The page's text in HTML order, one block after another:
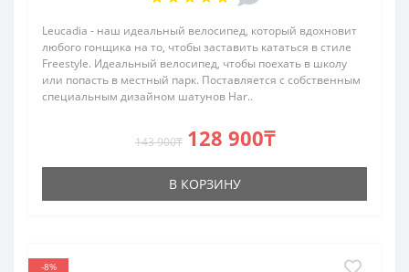
Leucadia - наш идеальный велосипед, который вдохновит
любого гонщика на то, чтобы заставить кататься в стиле
Freestyle. Идеальный велосипед, чтобы поехать в школу
или попасть в местный парк. Поставляется с собственным
специальным дизайном шатунов Har..
143 900₸ 128 900₸
В КОРЗИНУ
-8%